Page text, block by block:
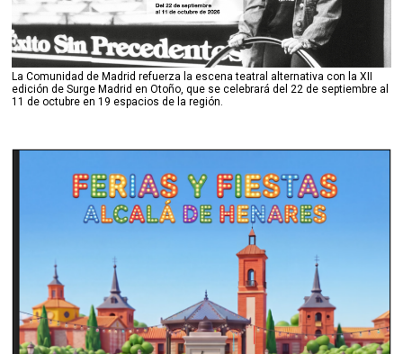
La Comunidad de Madrid refuerza la escena teatral alternativa con la XII
edición de Surge Madrid en Otoño, que se celebrará del 22 de septiembre al
11 de octubre en 19 espacios de la región.